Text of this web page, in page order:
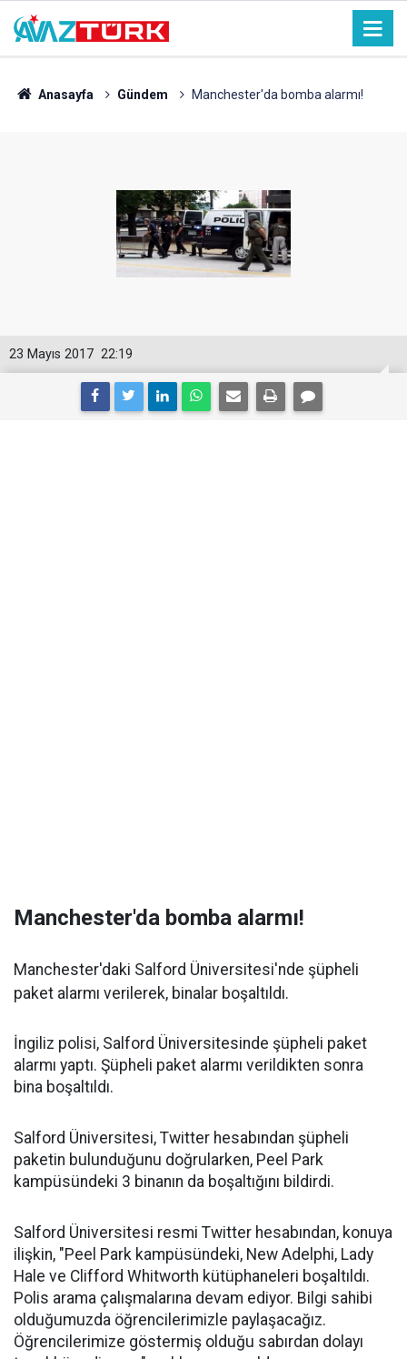
Anasayfa Gündem Manchester'da bomba alarmı!
22:19
23 Mayıs 2017
Manchester'da bomba alarmı!
Manchester'daki Salford Üniversitesi'nde şüpheli
paket alarmı verilerek, binalar boşaltıldı.
İngiliz polisi, Salford Üniversitesinde şüpheli paket
alarmı yaptı. Şüpheli paket alarmı verildikten sonra
bina boşaltıldı.
Salford Üniversitesi, Twitter hesabından şüpheli
paketin bulunduğunu doğrularken, Peel Park
kampüsündeki 3 binanın da boşaltığını bildirdi.
Salford Üniversitesi resmi Twitter hesabından, konuya
ilişkin, "Peel Park kampüsündeki, New Adelphi, Lady
Hale ve Clifford Whitworth kütüphaneleri boşaltıldı.
Polis arama çalışmalarına devam ediyor. Bilgi sahibi
olduğumuzda öğrencilerimizle paylaşacağız.
Öğrencilerimize göstermiş olduğu sabırdan dolayı